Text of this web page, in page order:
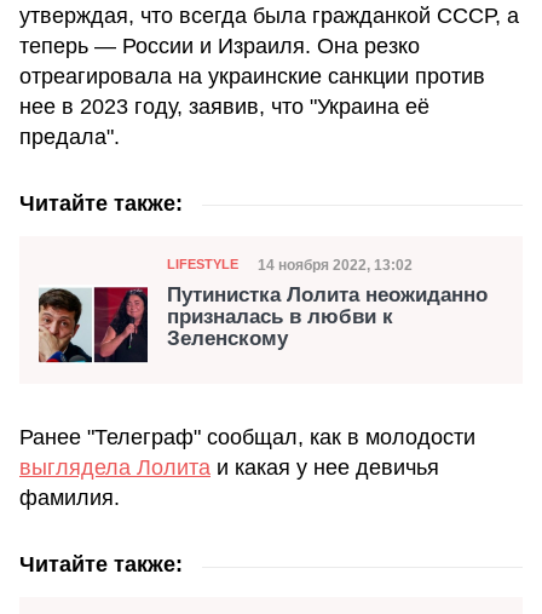
утверждая, что всегда была гражданкой СССР, а
теперь — России и Израиля. Она резко
отреагировала на украинские санкции против
нее в 2023 году, заявив, что "Украина её
предала".
Читайте также:
Категория
LIFESTYLE Дата публикации
14 ноября 2022, 13:02
Путинистка Лолита неожиданно
призналась в любви к
Зеленскому
Ранее "Телеграф" сообщал, как в молодости
выглядела Лолита и какая у нее девичья
фамилия.
Читайте также: